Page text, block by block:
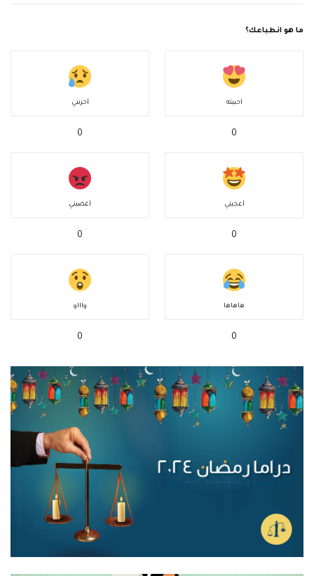
ما هو انطباعك؟
أحببته
0
أحزنني
0
أعجبني
0
أغضبني
0
هاهاها
0
واااو
0